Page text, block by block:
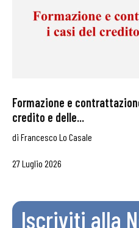
Formazione e
credito e delle...
di Francesco Lo Casale
27 Luglio 2026
Iscriviti alla